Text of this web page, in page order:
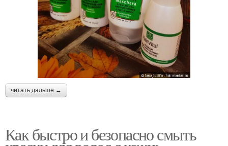
читать дальше →
Как быстро и безопасно смыть